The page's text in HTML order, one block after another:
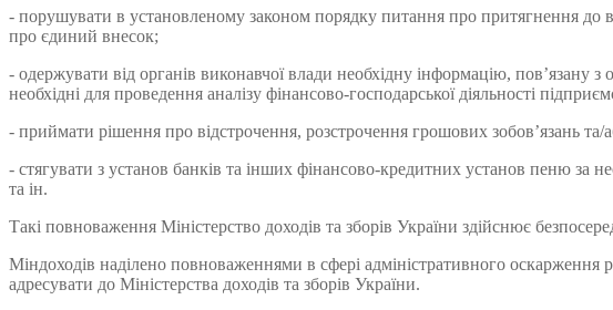
- порушувати в установленому законом порядку питання про притягнення до
про єдиний внесок;
- одержувати від органів виконавчої влади необхідну інформацію, пов’язану
необхідні для проведення аналізу фінансово-господарської діяльності
- приймати рішення про відстрочення, розстрочення грошових зобов’язань та/
- стягувати з установ банків та інших фінансово-кредитних установ пеню за
та ін.
Такі повноваження Міністерство доходів та зборів України здійснює
Міндоходів наділено повноваженнями в сфері адміністративного оскарження
адресувати до Міністерства доходів та зборів України.